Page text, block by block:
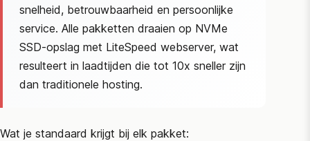
snelheid, betrouwbaarheid en persoonlijke
service. Alle pakketten draaien op NVMe
SSD-opslag met LiteSpeed webserver, wat
resulteert in laadtijden die tot 10x sneller zijn
dan traditionele hosting.
Wat je standaard krijgt bij elk pakket: